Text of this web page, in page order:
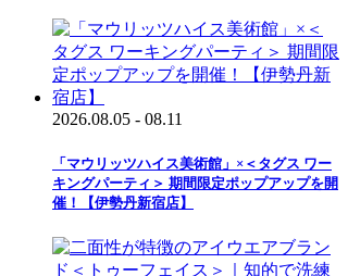
2026.08.05 - 08.11
「マウリッツハイス美術館」×＜タグス ワー
キングパーティ＞ 期間限定ポップアップを開
催！【伊勢丹新宿店】